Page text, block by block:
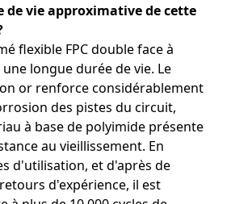
de vie approximative de cette
flexible FPC double face à
longue durée de vie. Le
or renforce considérablement
des pistes du circuit,
à base de polyimide présente
au vieillissement. En
d'utilisation, et d'après de
d'expérience, il est